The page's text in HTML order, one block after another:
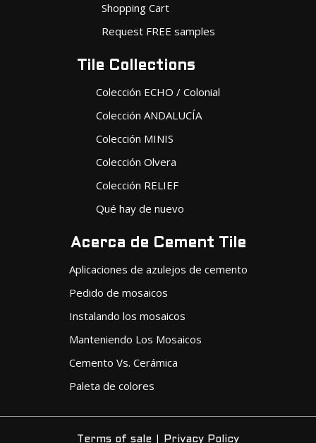
Shopping Cart
Request FREE samples
Tile Collections
Colección ECHO / Colonial
Colección ANDALUCÍA
Colección MINIS
Colección Olvera
Colección RELIEF
Qué hay de nuevo
Acerca de Cement Tile
Aplicaciones de azulejos de cemento
Pedido de mosaicos
Instalando los mosaicos
Manteniendo Los Mosaicos
Cemento Vs. Cerámica
Paleta de colores
Terms of sale | Privacy Policy